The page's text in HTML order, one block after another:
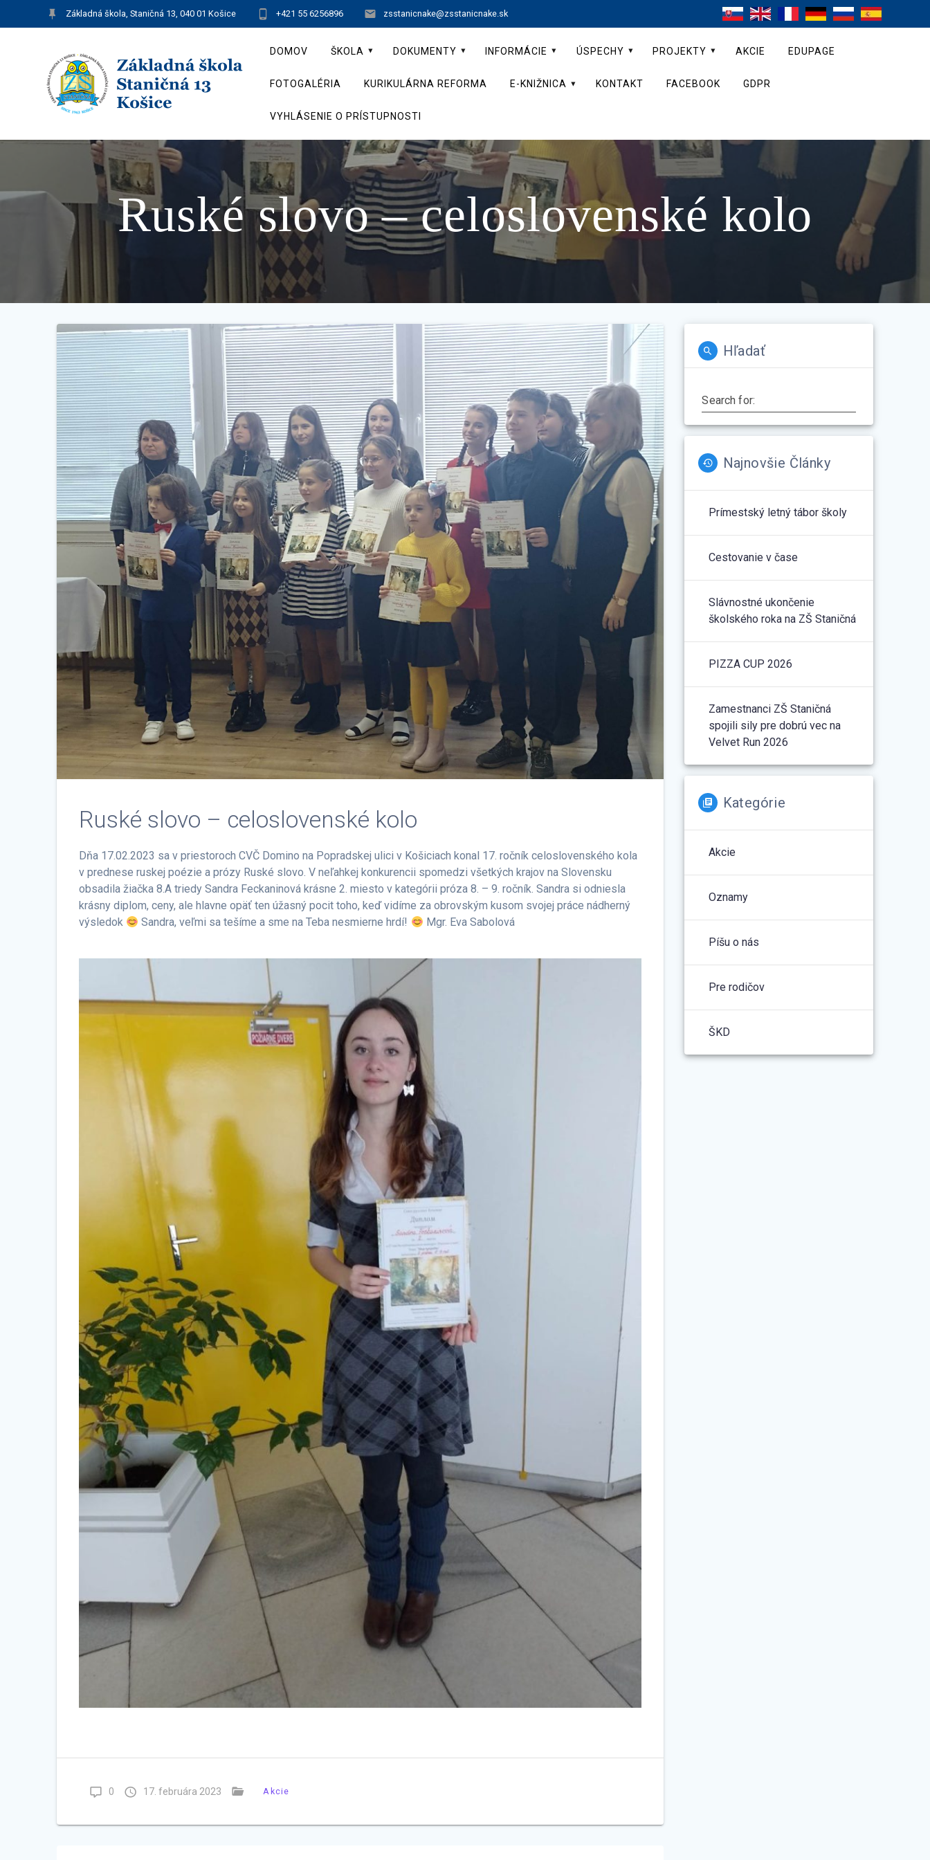
Základná škola, Staničná 13, 040 01 Košice +421 55 6256896 zsstanicnake@zsstanicnake.sk
DOMOV ŠKOLA DOKUMENTY INFORMÁCIE ÚSPECHY PROJEKTY AKCIE EDUPAGE
FOTOGALÉRIA KURIKULÁRNA REFORMA E-KNIŽNICA KONTAKT FACEBOOK GDPR
VYHLÁSENIE O PRÍSTUPNOSTI
Ruské slovo – celoslovenské kolo
Ruské slovo – celoslovenské kolo
Dňa 17.02.2023 sa v priestoroch CVČ Domino na Popradskej ulici v Košiciach konal 17. ročník celoslovenského kola
v prednese ruskej poézie a prózy Ruské slovo. V neľahkej konkurencii spomedzi všetkých krajov na Slovensku
obsadila žiačka 8.A triedy Sandra Feckaninová krásne 2. miesto v kategórii próza 8. – 9. ročník. Sandra si odniesla
krásny diplom, ceny, ale hlavne opäť ten úžasný pocit toho, keď vidíme za obrovským kusom svojej práce nádherný
výsledok
Sandra, veľmi sa tešíme a sme na Teba nesmierne hrdí! Mgr. Eva Sabolová
0 17. februára 2023 Akcie
Hľadať
Search for:
Najnovšie Články
Prímestský letný tábor školy
Cestovanie v čase
Slávnostné ukončenie
školského roka na ZŠ Staničná
PIZZA CUP 2026
Zamestnanci ZŠ Staničná
spojili sily pre dobrú vec na
Velvet Run 2026
Kategórie
Akcie
Oznamy
Píšu o nás
Pre rodičov
ŠKD